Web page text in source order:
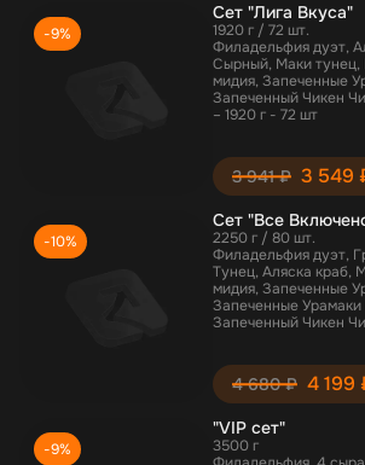
-9%
Сет "Лига Вкуса"
1920 г / 72 шт.
Филадельфия дуэт,
Сырный, Маки тунец,
мидия, Запеченные
Запеченный Чикен
– 1920 г - 72 шт
3 941 ₽ 3 549
-10%
Сет "Все
2250 г / 80 шт.
Филадельфия дуэт,
Тунец, Аляска краб,
мидия, Запеченные
Запеченные Урамаки
Запеченный Чикен
4 680 ₽ 4 199
-9%
"VIP сет"
3500 г